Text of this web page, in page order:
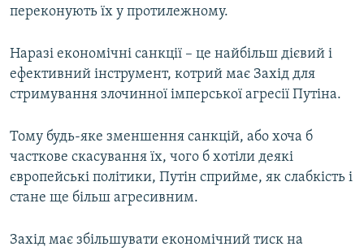
переконують їх у протилежному.
Наразі економічні санкції – це найбільш дієвий і
ефективний інструмент, котрий має Захід для
стримування злочинної імперської агресії Путіна.
Тому будь-яке зменшення санкцій, або хоча б
часткове скасування їх, чого б хотіли деякі
європейські політики, Путін сприйме, як слабкість і
стане ще більш агресивним.
Захід має збільшувати економічний тиск на